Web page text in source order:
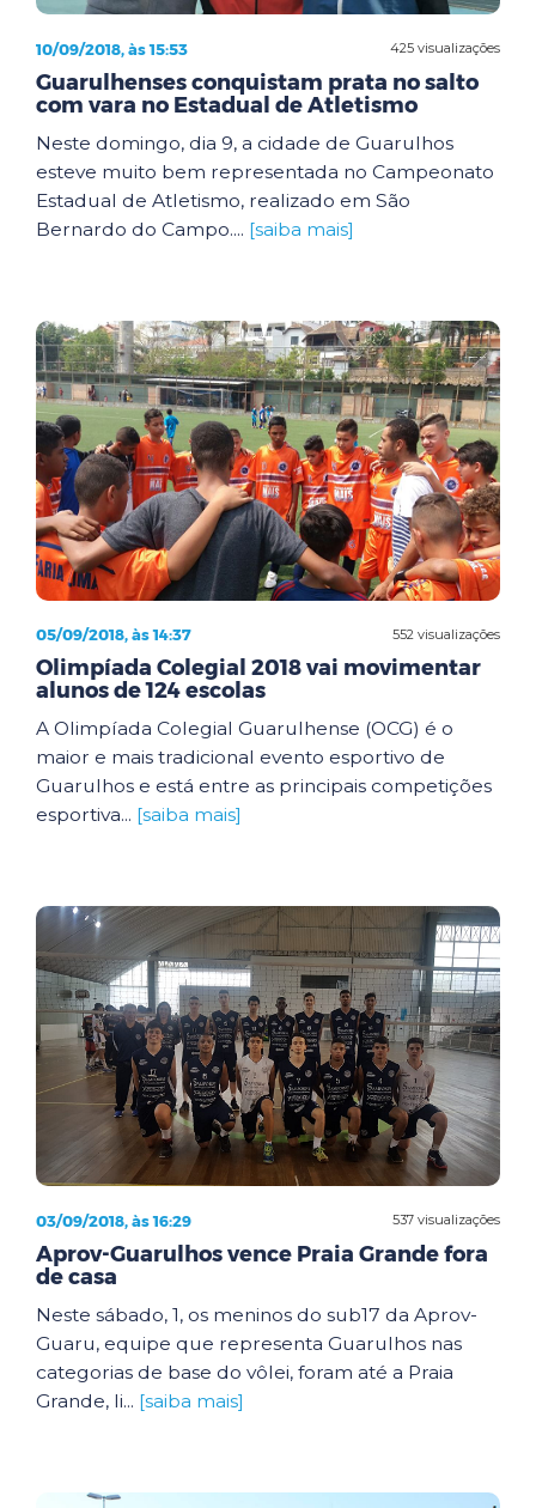
425 visualizações
10/09/2018, às 15:53
Guarulhenses conquistam prata no salto
com vara no Estadual de Atletismo
Neste domingo, dia 9, a cidade de Guarulhos
esteve muito bem representada no Campeonato
Estadual de Atletismo, realizado em São
Bernardo do Campo.... [saiba mais]
552 visualizações
05/09/2018, às 14:37
Olimpíada Colegial 2018 vai movimentar
alunos de 124 escolas
A Olimpíada Colegial Guarulhense (OCG) é o
maior e mais tradicional evento esportivo de
Guarulhos e está entre as principais competições
esportiva... [saiba mais]
537 visualizações
03/09/2018, às 16:29
Aprov-Guarulhos vence Praia Grande fora
de casa
Neste sábado, 1, os meninos do sub17 da Aprov-
Guaru, equipe que representa Guarulhos nas
categorias de base do vôlei, foram até a Praia
Grande, li... [saiba mais]